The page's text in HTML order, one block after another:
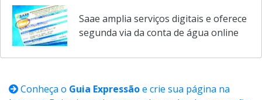
Saae amplia serviços digitais e oferece
segunda via da conta de água online